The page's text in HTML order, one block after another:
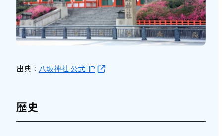
出典： 八坂神社 公式HP
歴史